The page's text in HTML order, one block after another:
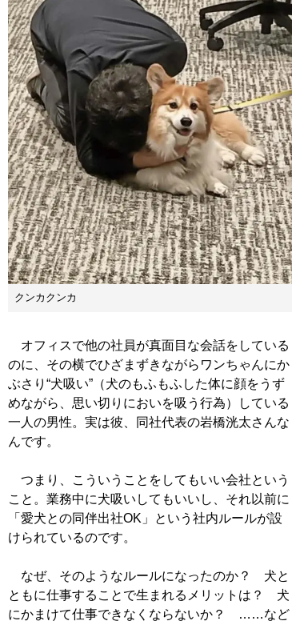
クンカクンカ
オフィスで他の社員が真面目な会話をしている
のに、その横でひざまずきながらワンちゃんにか
ぶさり“犬吸い”（犬のもふもふした体に顔をうず
めながら、思い切りにおいを吸う行為）している
一人の男性。実は彼、同社代表の岩橋洸太さんな
んです。
つまり、こういうことをしてもいい会社という
こと。業務中に犬吸いしてもいいし、それ以前に
「愛犬との同伴出社OK」という社内ルールが設
けられているのです。
なぜ、そのようなルールになったのか？ 犬と
ともに仕事することで生まれるメリットは？ 犬
にかまけて仕事できなくならないか？ ……など